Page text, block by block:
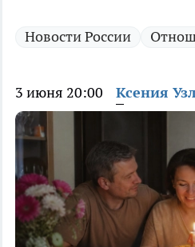
Новости России
3 июня 20:00 Ксения